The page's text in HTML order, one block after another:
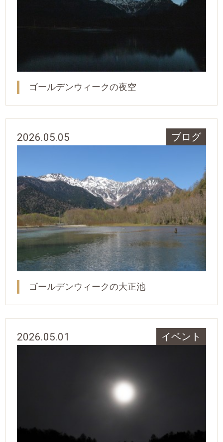
ゴールデンウィークの夜空
2026.05.05 ブログ
ゴールデンウィークの大正池
2026.05.01 イベント